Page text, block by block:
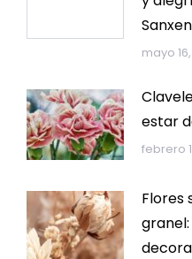
mayo
estar
febrero
Flores